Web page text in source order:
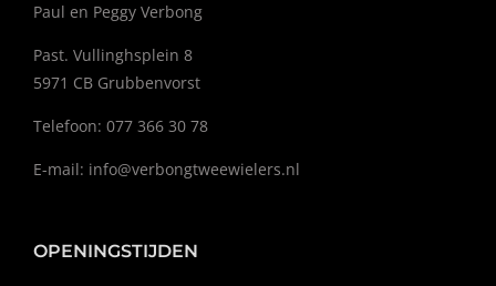
Paul en Peggy Verbong
Past. Vullinghsplein 8
5971 CB Grubbenvorst
Telefoon: 077 366 30 78
E-mail: info@verbongtweewielers.nl
OPENINGSTIJDEN